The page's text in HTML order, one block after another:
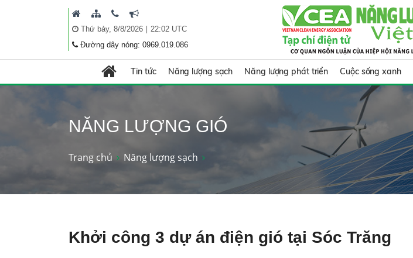
Thứ bảy, 8/8/2026| 22:02 UTC
Đường dây nóng: 0969.019.086
Tin tức Năng lượng sạch Năng lượng phát triển Cuộc sống xanh
NĂNG LƯỢNG GIÓ
Trang chủ Năng lượng sạch
Khởi công 3 dự án điện gió tại Sóc Trăng